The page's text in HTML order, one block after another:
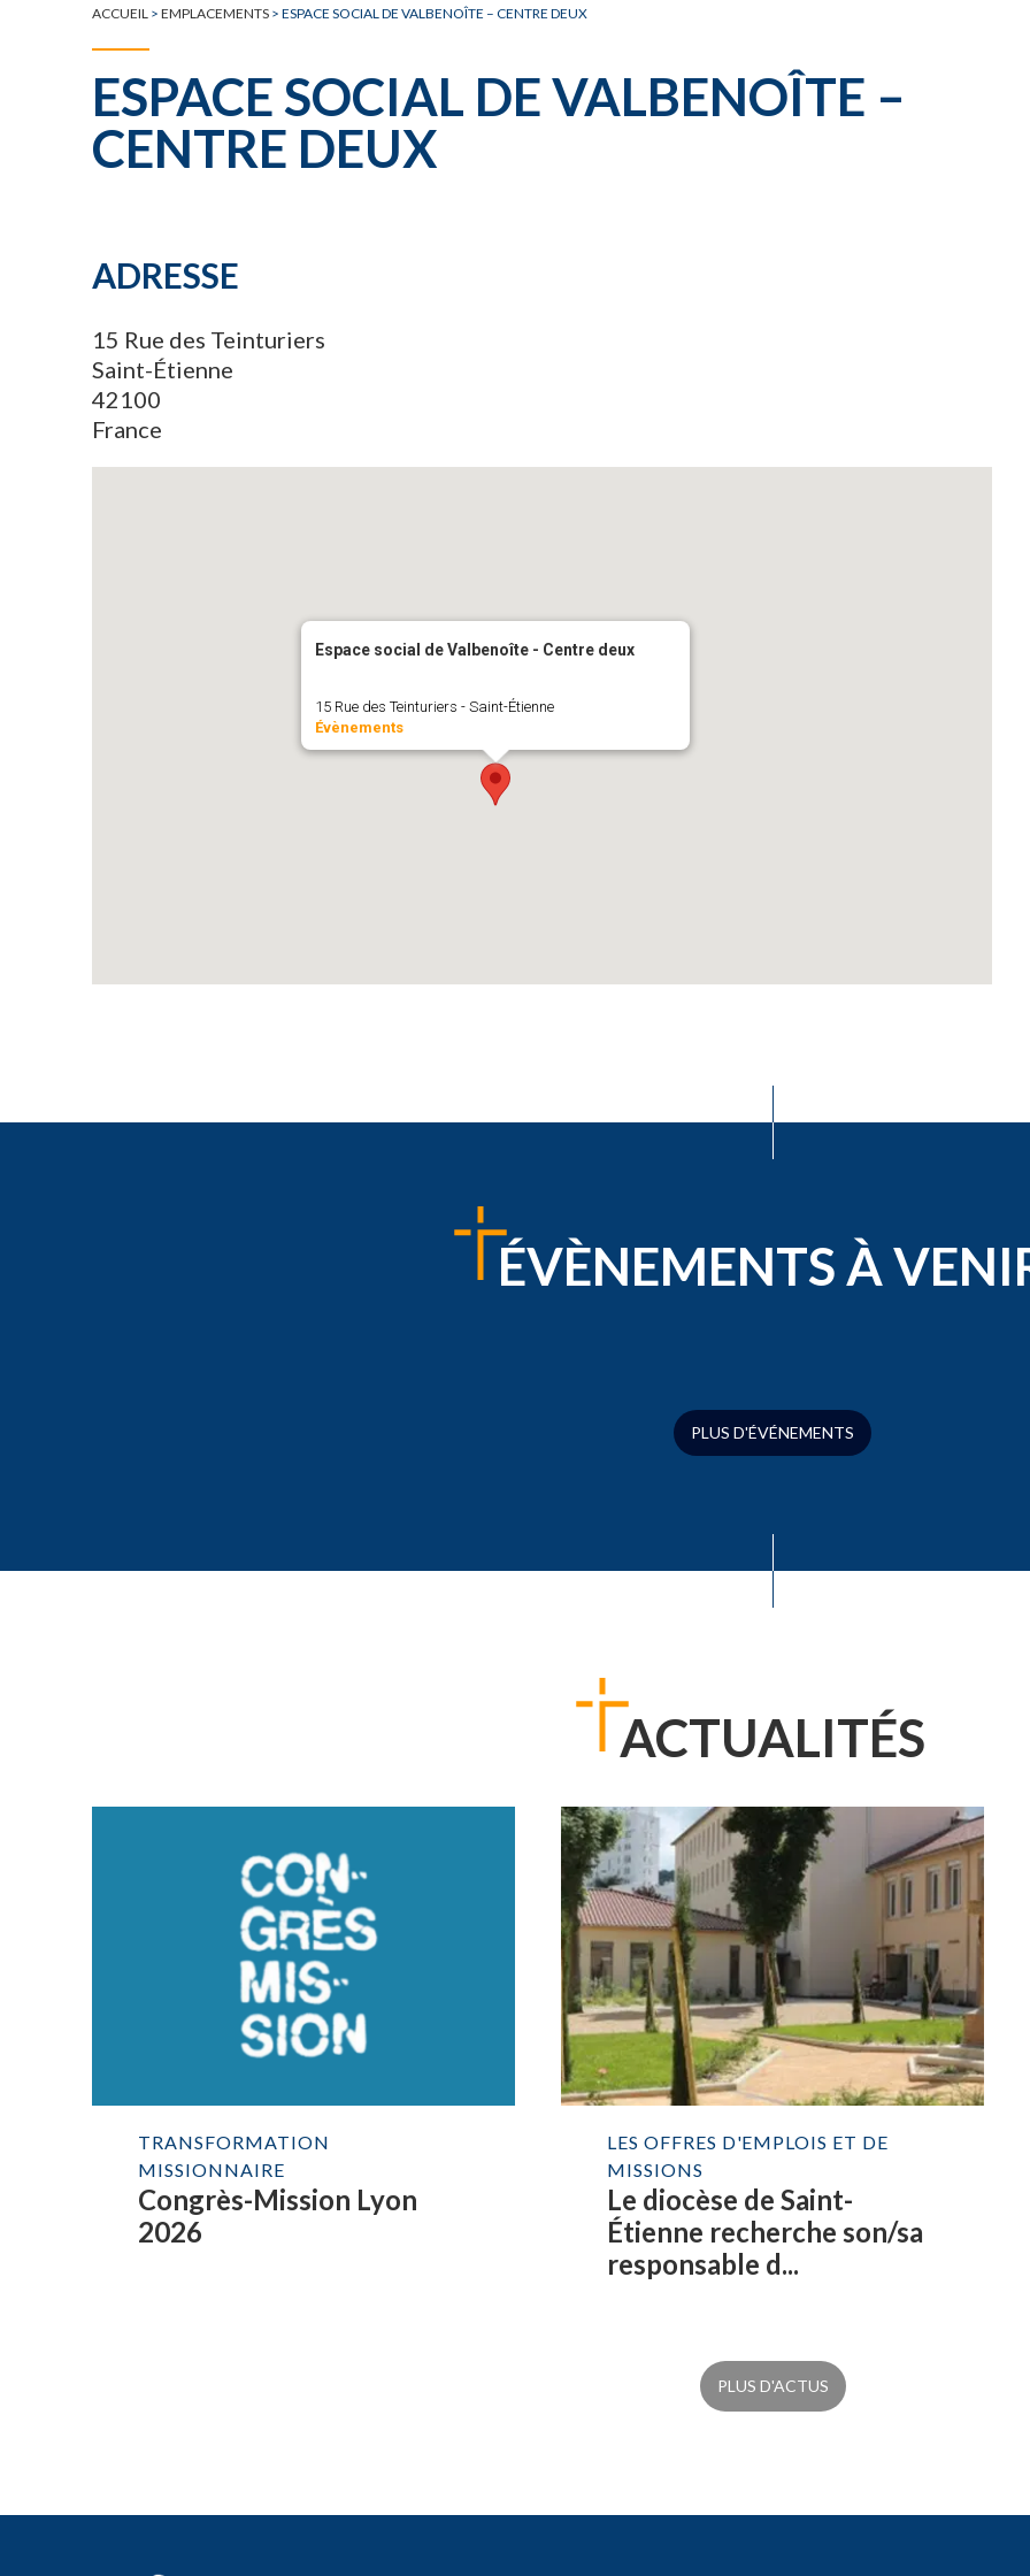
ACCUEIL > EMPLACEMENTS > ESPACE SOCIAL DE VALBENOÎTE – CENTRE DEUX
ESPACE SOCIAL DE VALBENOÎTE –
CENTRE DEUX
ADRESSE
15 Rue des Teinturiers
Saint-Étienne
42100
France
Espace social de Valbenoîte - Centre deux
15 Rue des Teinturiers - Saint-Étienne
Évènements
ÉVÈNEMENTS À
PLUS D'ÉVÉNEMENTS
ACTUALITÉS
TRANSFORMATION
MISSIONNAIRE
Congrès-Mission Lyon
2026
LES OFFRES D'EMPLOIS ET DE
MISSIONS
Le diocèse de Saint-
Étienne recherche son/sa
responsable d...
PLUS D'ACTUS